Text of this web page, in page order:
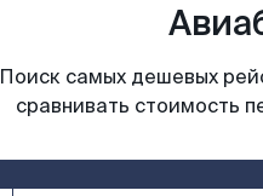
Поиск самых дешевых
сравнивать стоимость